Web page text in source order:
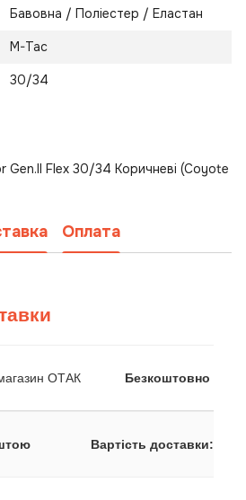
Бавовна / Поліестер / Еластан
M-Tac
30/34
Flex 30/34 Коричневі (Coyote
Оплата
ОТАК Безкоштовно
Вартість доставки: